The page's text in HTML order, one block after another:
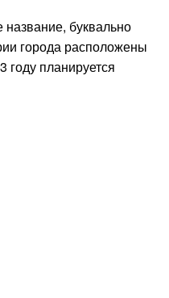
буквально
города расположены
году планируется